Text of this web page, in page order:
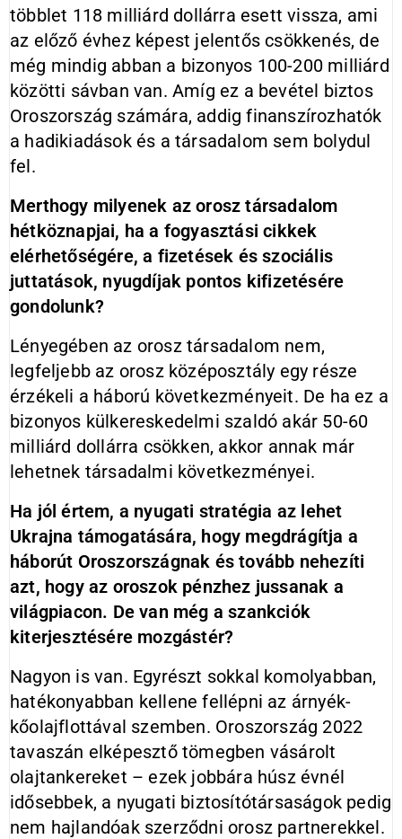
többlet 118 milliárd dollárra esett vissza, ami
az előző évhez képest jelentős csökkenés, de
még mindig abban a bizonyos 100-200 milliárd
közötti sávban van. Amíg ez a bevétel biztos
Oroszország számára, addig finanszírozhatók
a hadikiadások és a társadalom sem bolydul
fel.
Merthogy milyenek az orosz társadalom
hétköznapjai, ha a fogyasztási cikkek
elérhetőségére, a fizetések és szociális
juttatások, nyugdíjak pontos kifizetésére
gondolunk?
Lényegében az orosz társadalom nem,
legfeljebb az orosz középosztály egy része
érzékeli a háború következményeit. De ha ez a
bizonyos külkereskedelmi szaldó akár 50-60
milliárd dollárra csökken, akkor annak már
lehetnek társadalmi következményei.
Ha jól értem, a nyugati stratégia az lehet
Ukrajna támogatására, hogy megdrágítja a
háborút Oroszországnak és tovább nehezíti
azt, hogy az oroszok pénzhez jussanak a
világpiacon. De van még a szankciók
kiterjesztésére mozgástér?
Nagyon is van. Egyrészt sokkal komolyabban,
hatékonyabban kellene fellépni az árnyék-
kőolajflottával szemben. Oroszország 2022
tavaszán elképesztő tömegben vásárolt
olajtankereket – ezek jobbára húsz évnél
idősebbek, a nyugati biztosítótársaságok pedig
nem hajlandóak szerződni orosz partnerekkel.